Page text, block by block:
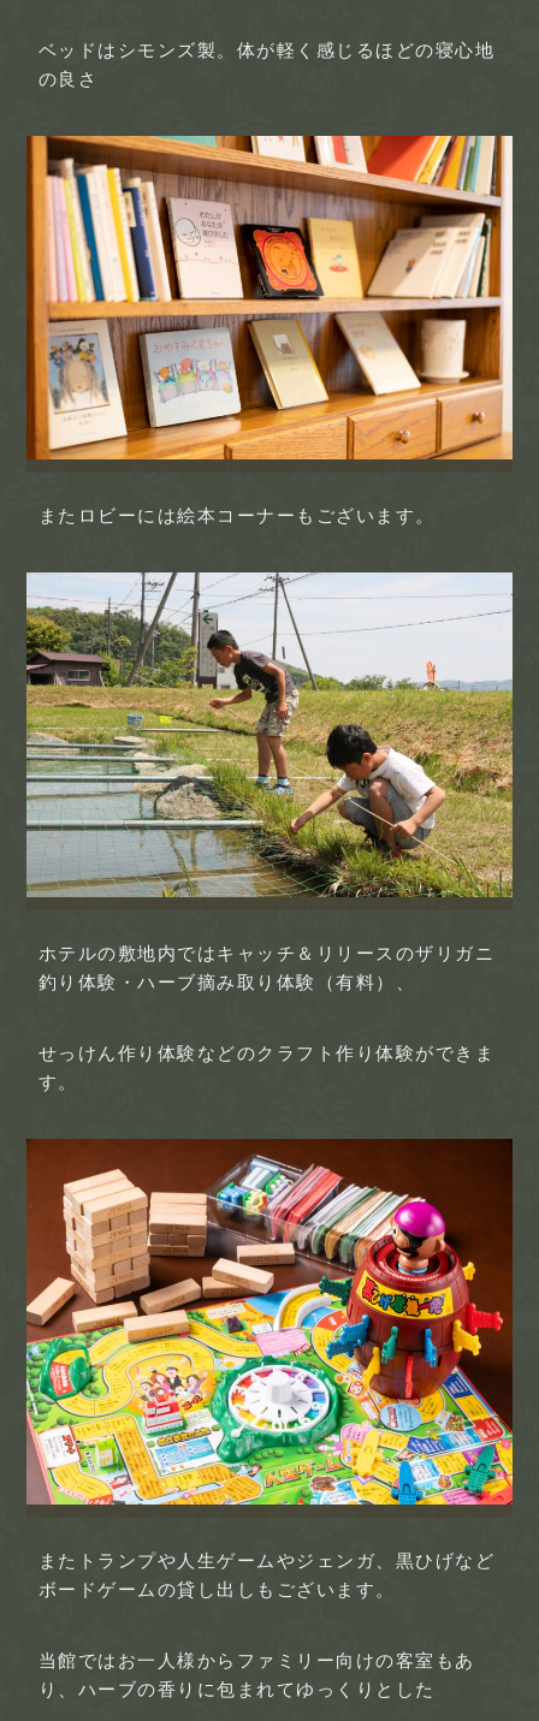
ベッドはシモンズ製。体が軽く感じるほどの寝心地
の良さ
またロビーには絵本コーナーもございます。
ホテルの敷地内ではキャッチ＆リリースのザリガニ
釣り体験・ハーブ摘み取り体験（有料）、
せっけん作り体験などのクラフト作り体験ができま
す。
またトランプや人生ゲームやジェンガ、黒ひげなど
ボードゲームの貸し出しもございます。
当館ではお一人様からファミリー向けの客室もあ
り、ハーブの香りに包まれてゆっくりとした